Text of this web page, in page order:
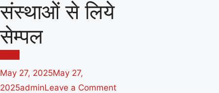
संस्थाओं से लिये
सेम्पल
May 27, 2025May 27,
2025adminLeave a Commenton